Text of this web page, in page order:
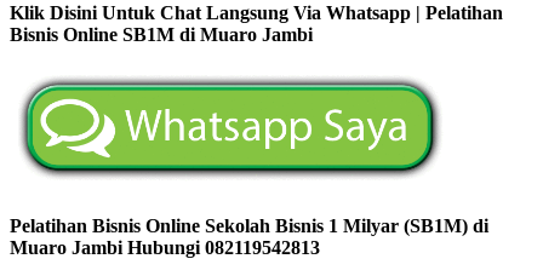
Klik Disini Untuk Chat Langsung Via Whatsapp | Pelatihan
Bisnis Online SB1M di Muaro Jambi
Pelatihan Bisnis Online Sekolah Bisnis 1 Milyar (SB1M) di
Muaro Jambi Hubungi 082119542813